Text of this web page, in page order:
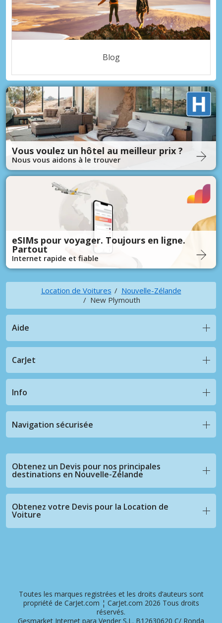
Blog
Vous voulez un hôtel au meilleur prix ?
Nous vous aidons à le trouver
eSIMs pour voyager. Toujours en ligne.
Partout
Internet rapide et fiable
Location de Voitures
Nouvelle-Zélande
New Plymouth
Aide
CarJet
Info
Navigation sécurisée
Obtenez un Devis pour nos principales
destinations en Nouvelle-Zélande
Obtenez votre Devis pour la Location de
Voiture
Toutes les marques registrées et les droits d’auteurs sont
propriété de CarJet.com ¦ CarJet.com 2026 Tous droits
réservés.
Gesmarket Internet para Vender S.L. B12630620 C/ Ronda